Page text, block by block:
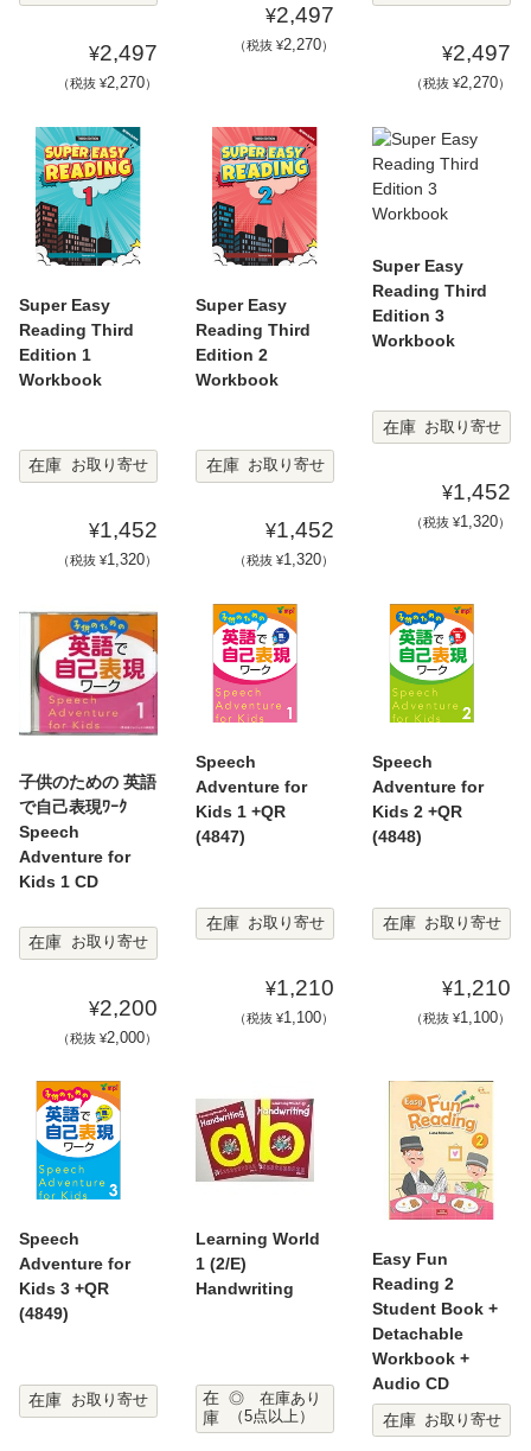
¥2,497
（税抜 ¥2,270）
¥2,497
（税抜 ¥2,270） ¥2,497
（税抜 ¥2,270）
Super Easy
Reading Third
Edition 1
Workbook
在庫 お取り寄せ
¥1,452
（税抜 ¥1,320）
Super Easy
Reading Third
Edition 2
Workbook
在庫 お取り寄せ
¥1,452
（税抜 ¥1,320）
Super Easy
Reading Third
Edition 3
Workbook
在庫 お取り寄せ
¥1,452
（税抜 ¥1,320）
子供のための 英語
で自己表現ﾜｰｸ
Speech
Adventure for
Kids 1 CD
在庫 お取り寄せ
¥2,200
（税抜 ¥2,000）
Speech
Adventure for
Kids 1 +QR
(4847)
在庫 お取り寄せ
¥1,210
（税抜 ¥1,100）
Speech
Adventure for
Kids 2 +QR
(4848)
在庫 お取り寄せ
¥1,210
（税抜 ¥1,100）
Speech
Adventure for
Kids 3 +QR
(4849)
在庫 お取り寄せ
Learning World
1 (2/E)
Handwriting
在
庫
◎ 在庫あり
（5点以上）
Easy Fun
Reading 2
Student Book +
Detachable
Workbook +
Audio CD
在庫
お取り寄せ